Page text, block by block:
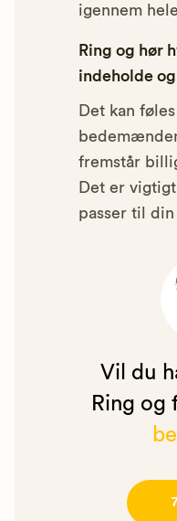
igennem
Ring og hør
indeholde
Det kan
fremstår
Det er
passer til
Vil du
Ring og